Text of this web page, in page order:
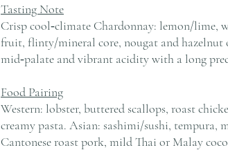
Tasting Note
Crisp cool‑climate Chardonnay: lemon/lime,
fruit, flinty/mineral core, nougat and hazelnut
mid‑palate and vibrant acidity with a long
Food Pairing
Western: lobster, buttered scallops, roast
creamy pasta. Asian: sashimi/sushi, tempura,
Cantonese roast pork, mild Thai or Malay